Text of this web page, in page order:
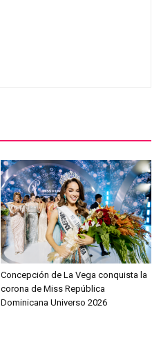
Concepción de La Vega conquista la
corona de Miss República
Dominicana Universo 2026